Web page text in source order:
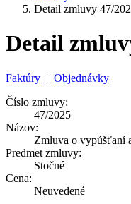
Detail zmluvy 47/
Detail
Faktúry | Objednávky
Číslo zmluvy:
47/2025
Názov:
Zmluva o vypúšťaní
Predmet zmluvy:
Stočné
Cena:
Neuvedené